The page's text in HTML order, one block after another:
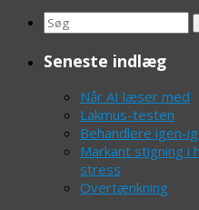
Search
for:
Seneste indlæg
Når AI læser med
Lakmus-testen
Behandlere igen-
Markant stigning i
stress
Overtænkning